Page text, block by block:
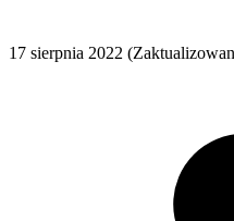
17 sierpnia 2022